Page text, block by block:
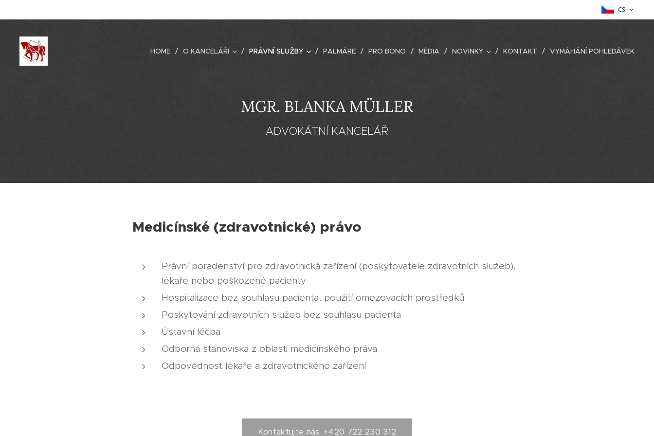
CS
HOME O KANCELÁŘI PRÁVNÍ SLUŽBY PALMÁRE PRO BONO MÉDIA NOVINKY KONTAKT VYMÁHÁNÍ POHLEDÁVEK
MGR. BLANKA MÜLLER
ADVOKÁTNÍ KANCELÁŘ
Medicínské (zdravotnické) právo
Právní poradenství pro zdravotnická zařízení (poskytovatele zdravotních služeb),
lékaře nebo poškozené pacienty
Hospitalizace bez souhlasu pacienta, použití omezovacích prostředků
Poskytování zdravotních služeb bez souhlasu pacienta
Ústavní léčba
Odborná stanoviska z oblasti medicínského práva
Odpovědnost lékaře a zdravotnického zařízení
Kontaktujte nás: +420 722 230 312